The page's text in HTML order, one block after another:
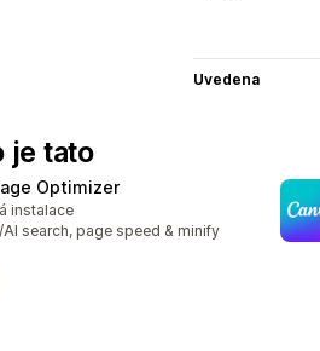
Uvedena
je tato
Optimizer
2245
instalace
search, page speed & minify